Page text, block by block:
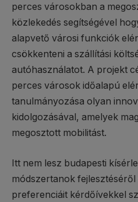
perces városokban a
közlekedés segítségével
alapvető városi funkciók
csökkenteni a szállítási
autóhasználatot. A projekt
perces városok időalapú
tanulmányozása olyan
kidolgozásával, amelyek
megosztott mobilitást.
Itt nem lesz budapesti
módszertanok
preferenciáit kérdőívekkel